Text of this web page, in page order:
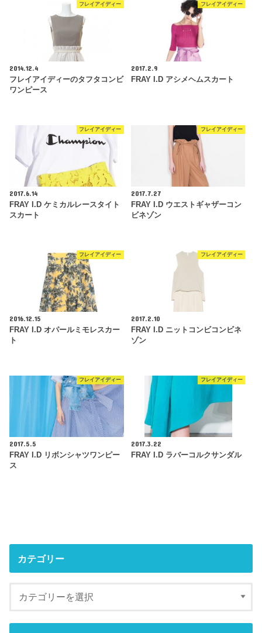
フレイアイディー
2014.12.4
フレイアイディーのタフタコンビ
ワンピース
フレイアイディー
2017.2.9
FRAY I.D アシメヘムスカート
フレイアイディー
2017.6.14
FRAY I.D ケミカルレースタイト
スカート
フレイアイディー
2017.7.27
FRAY I.D ウエストギャザーコン
ビネゾン
フレイアイディー
2016.12.15
FRAY I.D オパールミモレスカー
ト
フレイアイディー
2017.2.10
FRAY I.D ニットコンビコンビネ
ゾン
フレイアイディー
2017.5.5
FRAY I.D リボンシャツワンピー
ス
フレイアイディー
2017.3.22
FRAY I.D ラバーコルクサンダル
カテゴリー